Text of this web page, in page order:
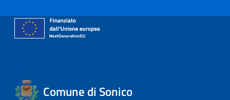
Comune di Sonico